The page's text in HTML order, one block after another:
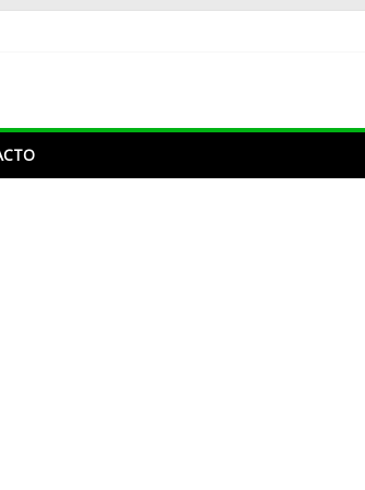
«¿Ustedes premian por el trabajo que